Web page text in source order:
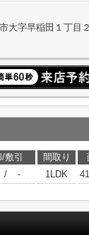
大字早稲田１丁目
引 間取り
/ - 1LDK